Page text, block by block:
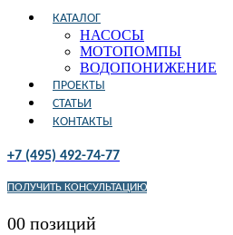
КАТАЛОГ
НАСОСЫ
МОТОПОМПЫ
ВОДОПОНИЖЕНИЕ
ПРОЕКТЫ
СТАТЬИ
КОНТАКТЫ
+7 (495) 492-74-77
ПОЛУЧИТЬ КОНСУЛЬТАЦИЮ
00 позиций